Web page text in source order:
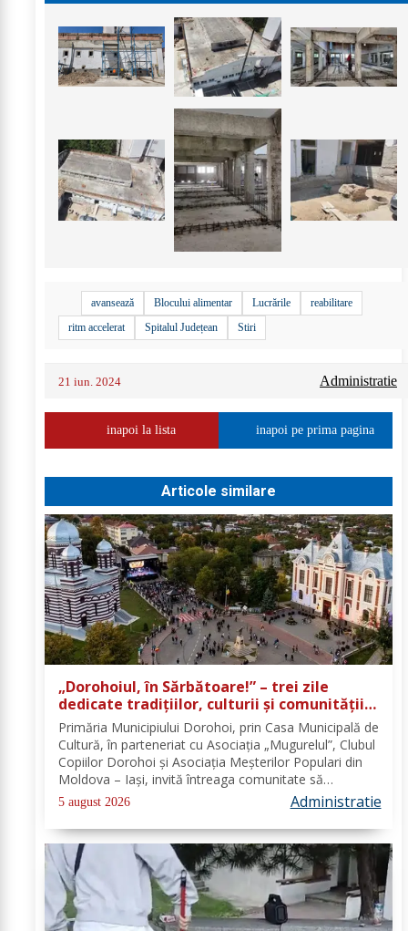
avansează Blocului alimentar Lucrările
reabilitare
ritm accelerat
Spitalul Județean Stiri
21 iun. 2024 Administratie
inapoi la lista inapoi pe prima pagina
Articole similare
„Dorohoiul, în Sărbătoare!” – trei zile
dedicate tradițiilor, culturii și comunității
Trei tradiții. Un singur eveniment. O
singură sărbătoare!
Primăria Municipiului Dorohoi, prin Casa Municipală de
Cultură, în parteneriat cu Asociația „Mugurelul”, Clubul
Copiilor Dorohoi și Asociația Meșterilor Populari din
Moldova – Iași, invită întreaga comunitate să
participe, în perioada 28–30 august 2026, la
evenimentul „Dorohoiul, în Sărbătoare!”....
5 august 2026 Administratie